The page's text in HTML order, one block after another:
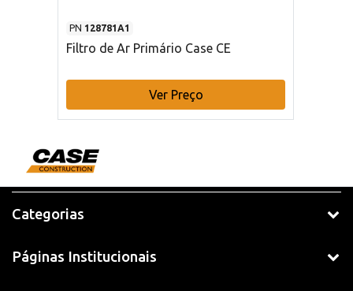
PN 128781A1
Filtro de Ar Primário Case CE
Ver Preço
Categorias
Páginas Institucionais